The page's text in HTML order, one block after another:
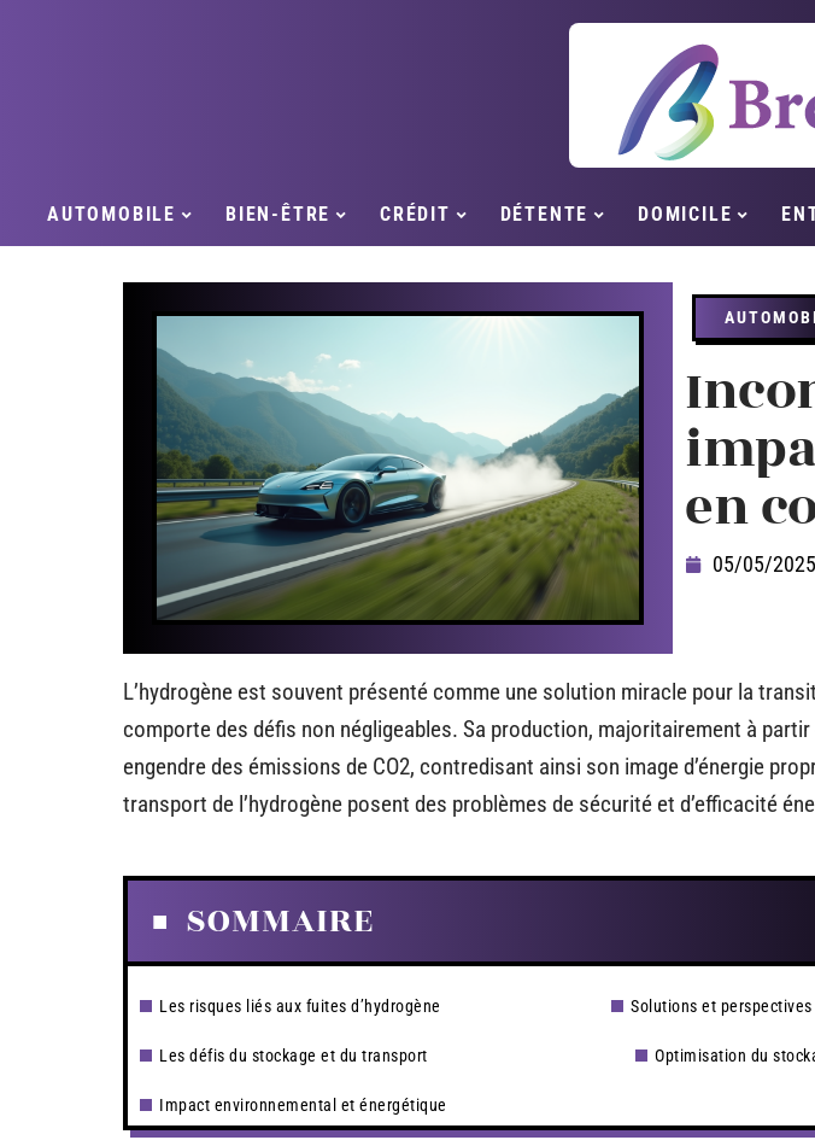
AUTOMOBILE BIEN-ÊTRE CRÉDIT DÉTENTE DOMICILE
en
05/05/2025
L’hydrogène est souvent présenté comme une solution miracle pour la
comporte des défis non négligeables. Sa production, majoritairement à
engendre des émissions de CO2, contredisant ainsi son image d’énergie
transport de l’hydrogène posent des problèmes de sécurité et d’efficacité
SOMMAIRE
Les risques liés aux fuites d’hydrogène
Les défis du stockage et du transport
Impact environnemental et énergétique
Solutions et
Optimisation du